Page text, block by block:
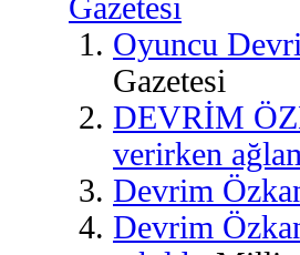
Gazetesi
Oyuncu
Gazetesi
DEVRİM
verirken
Devrim
Devrim